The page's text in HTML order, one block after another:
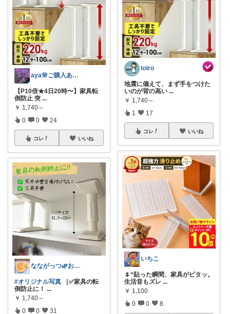
aya🌸ご購入ありがとうございます✨
【P10倍★4日20時〜】家具転
倒防止 突 ...
￥ 1,740～
0 0 24
コレ いいね
なながっつ🌿お得好き！コスパも大切💛
#オリジナル写真 ［✅家具の転
倒防止に！ ...
￥ 1,740～
0 0 31
toiro
地震に備えて、まず手をつけた
いのが背の高い ...
￥ 1,740～
1 17
コレ いいね
いちこ
🌷“貼った瞬間、家具がピタッ。
生活音もズレ ...
￥ 1,100
0 0 8